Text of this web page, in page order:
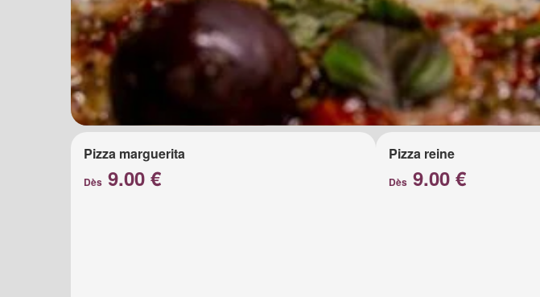
Pizza marguerita
Dès 9.00 €
Pizza reine
Dès9.00 €